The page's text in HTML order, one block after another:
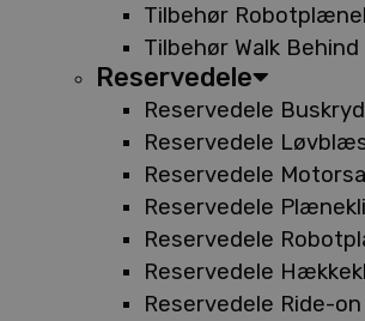
Tilbehør
Tilbehør Walk Behind
Reservedele
Reservedele
Reservedele
Reservedele
Reservedele
Reservedele
Reservedele
Reservedele Ride-on